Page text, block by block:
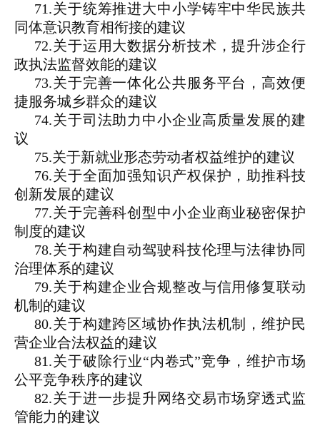
71.关于统筹推进大中小学铸牢中华民族共
同体意识教育相衔接的建议
72.关于运用大数据分析技术，提升涉企行
政执法监督效能的建议
73.关于完善一体化公共服务平台，高效便
捷服务城乡群众的建议
74.关于司法助力中小企业高质量发展的建
议
75.关于新就业形态劳动者权益维护的建议
76.关于全面加强知识产权保护，助推科技
创新发展的建议
77.关于完善科创型中小企业商业秘密保护
制度的建议
78.关于构建自动驾驶科技伦理与法律协同
治理体系的建议
79.关于构建企业合规整改与信用修复联动
机制的建议
80.关于构建跨区域协作执法机制，维护民
营企业合法权益的建议
81.关于破除行业“内卷式”竞争，维护市场
公平竞争秩序的建议
82.关于进一步提升网络交易市场穿透式监
管能力的建议